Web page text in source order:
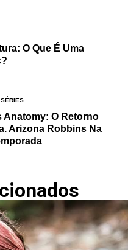
O Que É Uma
SÉRIES
Anatomy: O Retorno
Arizona Robbins Na